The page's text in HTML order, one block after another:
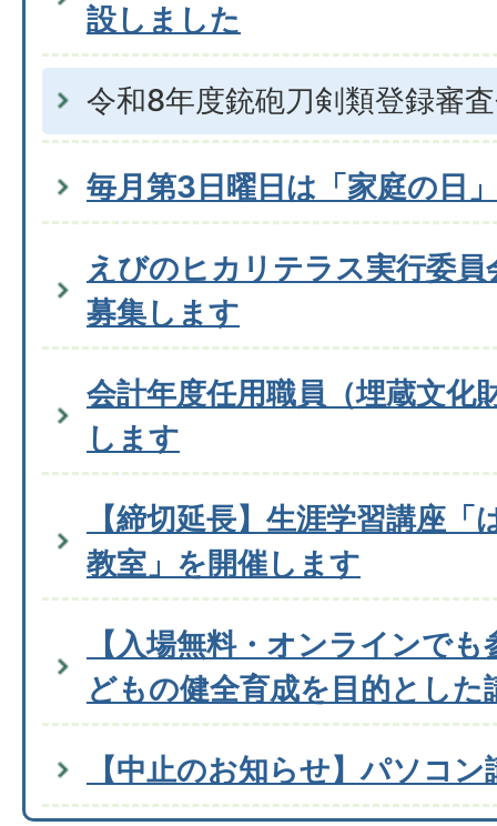
設しました
令和8年度銃砲刀剣類登録審
毎月第3日曜日は「家庭の日」
えびのヒカリテラス実行委
募集します
会計年度任用職員（埋蔵文化
します
【締切延長】生涯学習講座
教室」を開催します
【入場無料・オンラインで
どもの健全育成を目的とし
【中止のお知らせ】パソコン